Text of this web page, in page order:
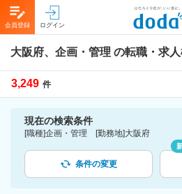
会員登録 ログイン
大阪府、企画・管理 の転職・求
3,249 件
現在の検索条件
[職種]企画・管理 [勤務地]大阪府
条件の変更